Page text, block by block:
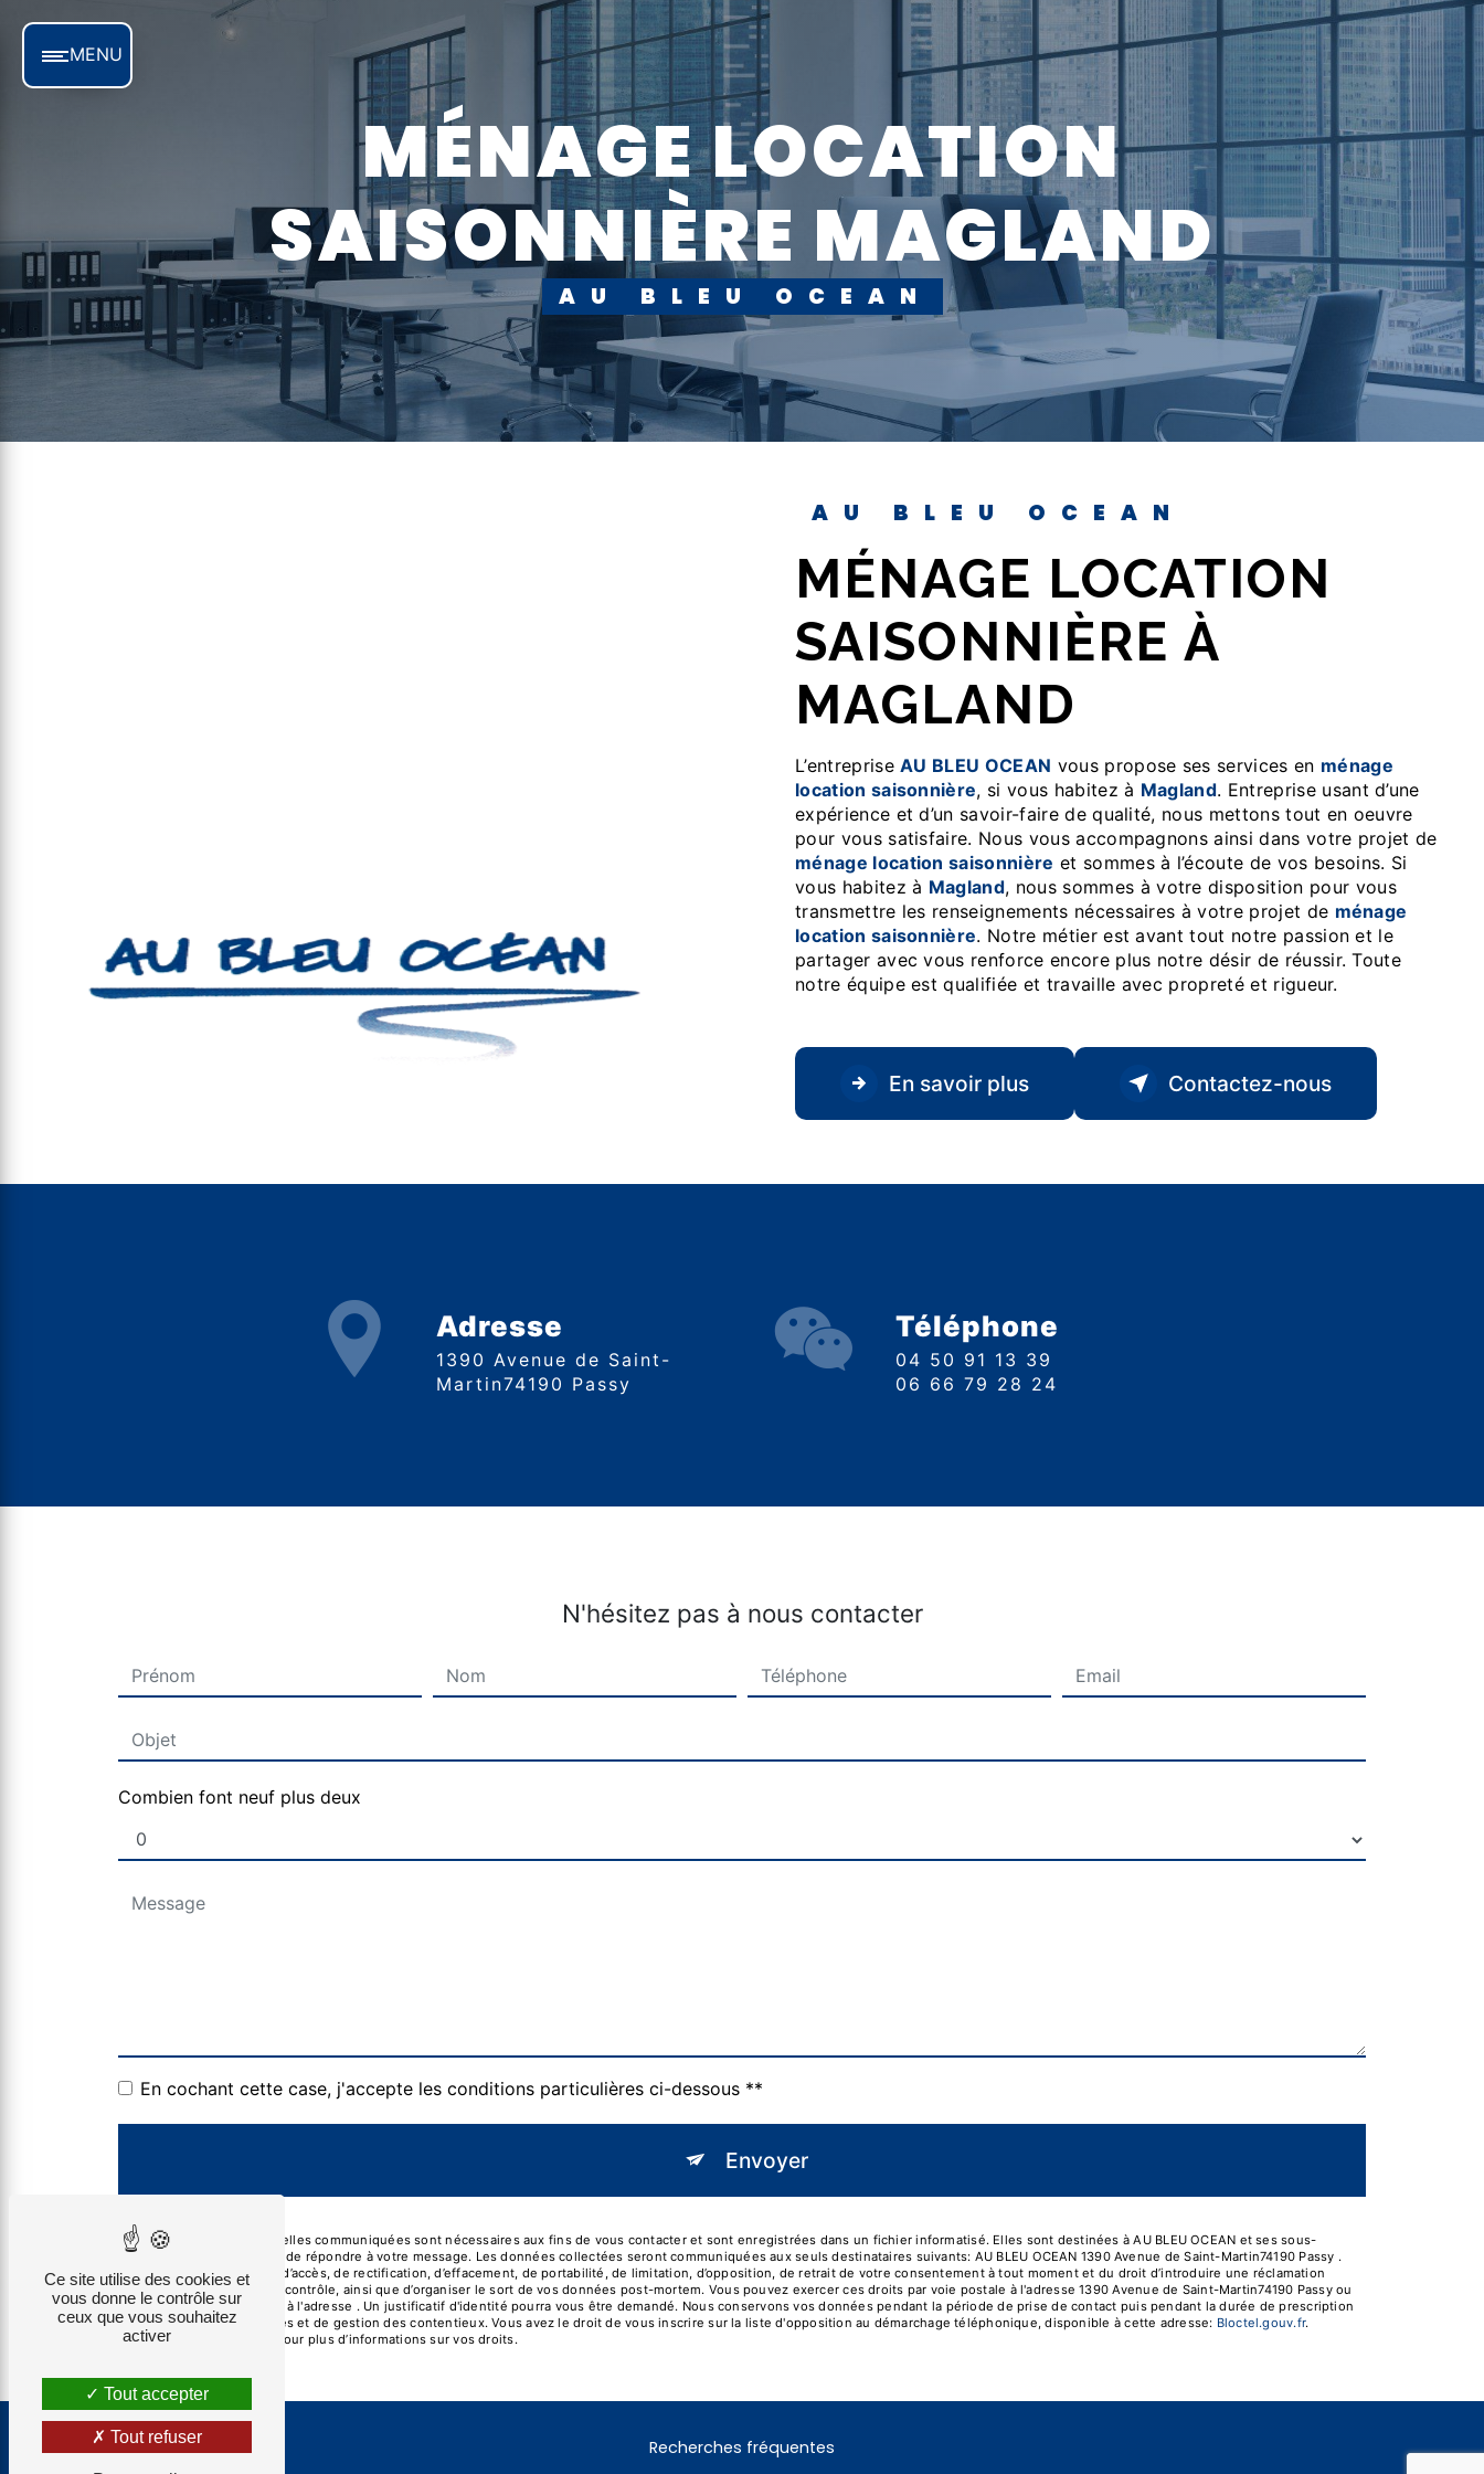
MENU
MÉNAGE LOCATION
SAISONNIÈRE MAGLAND
AU BLEU OCEAN
AU BLEU OCEAN
MÉNAGE LOCATION
SAISONNIÈRE À
MAGLAND
L’entrepriseAU BLEU OCEAN vous propose ses services en ménage
location saisonnière, si vous habitez à Magland. Entreprise usant d’une
expérience et d’un savoir-faire de qualité, nous mettons tout en oeuvre
pour vous satisfaire. Nous vous accompagnons ainsi dans votre projet de
ménage location saisonnière et sommes à l’écoute de vos besoins. Si
vous habitez à Magland, nous sommes à votre disposition pour vous
transmettre les renseignements nécessaires à votre projet de ménage
location saisonnière. Notre métier est avant tout notre passion et le
partager avec vous renforce encore plus notre désir de réussir. Toute
notre équipe est qualifiée et travaille avec propreté et rigueur.
En savoir plus Contactez-nous
Adresse
1390 Avenue de Saint-
Martin74190 Passy
Téléphone
04 50 91 13 39
06 66 79 28 24
N'hésitez pas à nous contacter
Combien font neuf plus deux
En cochant cette case, j'accepte les conditions particulières ci-dessous **
Envoyer
** Les données personnelles communiquées sont nécessaires aux fins de vous contacter et sont enregistrées dans un fichier informatisé. Elles sont destinées à AU BLEU OCEAN et ses sous-
traitants dans le seul but de répondre à votre message. Les données collectées seront communiquées aux seuls destinataires suivants: AU BLEU OCEAN 1390 Avenue de Saint-Martin74190 Passy .
Vous disposez de droits d’accès, de rectification, d’effacement, de portabilité, de limitation, d’opposition, de retrait de votre consentement à tout moment et du droit d’introduire une réclamation
auprès d’une autorité de contrôle, ainsi que d’organiser le sort de vos données post-mortem. Vous pouvez exercer ces droits par voie postale à l'adresse 1390 Avenue de Saint-Martin74190 Passy ou
par courrier électronique à l'adresse . Un justificatif d'identité pourra vous être demandé. Nous conservons vos données pendant la période de prise de contact puis pendant la durée de prescription
légale aux fins probatoires et de gestion des contentieux. Vous avez le droit de vous inscrire sur la liste d'opposition au démarchage téléphonique, disponible à cette adresse:
Bloctel.gouv.fr.
Consultez le site cnil.fr pour plus d’informations sur vos droits.
Recherches fréquentes
Panneau de gestion des cookies
Ce site utilise des cookies et
vous donne le contrôle sur
ceux que vous souhaitez
activer
Tout accepter
Tout refuser